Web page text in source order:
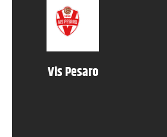
Vis Pesaro